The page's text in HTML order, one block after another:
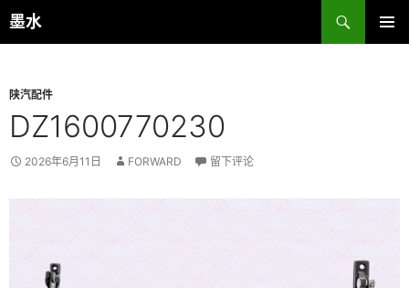
跳
至
墨水
搜
索
陕汽配件
DZ1600770230
2026年6月11日 FORWARD 留下评论